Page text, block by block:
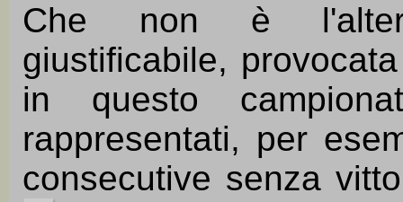
Che non è
giustificabile,
in questo
rappresentati, per
consecutive senza